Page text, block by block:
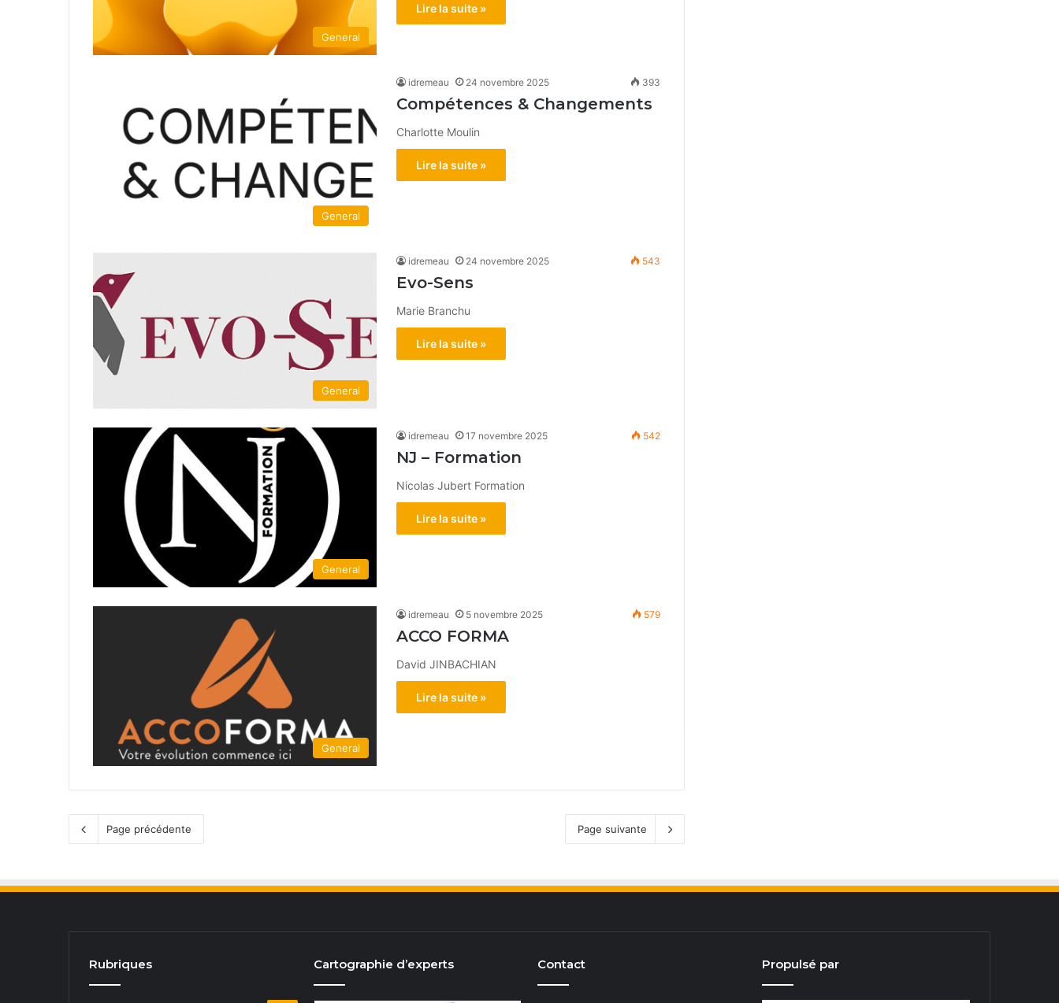
General
Lire la suite »
General
idremeau 24 novembre 2025 393
Compétences & Changements
Charlotte Moulin
Lire la suite »
General
idremeau 24 novembre 2025 543
Evo-Sens
Marie Branchu
Lire la suite »
General
idremeau 17 novembre 2025 542
NJ – Formation
Nicolas Jubert Formation
Lire la suite »
General
idremeau 5 novembre 2025 579
ACCO FORMA
David JINBACHIAN
Lire la suite »
Page précédente Page suivante
Rubriques Cartographie d’experts Contact Propulsé par